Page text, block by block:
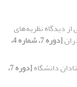
از دیدگاه نظریه‌های
[دوره 7، شماره 4،
دانشگاه
[دوره 7،